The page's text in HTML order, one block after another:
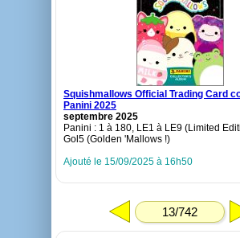
Squishmallows Official Trading Card
Panini 2025
septembre 2025
Panini : 1 à 180, LE1 à LE9 (Limited
Gol5 (Golden 'Mallows !)
Ajouté le 15/09/2025 à 16h50
13/742